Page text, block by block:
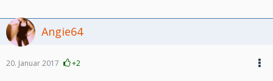
Angie64
20. Januar 2017 +2